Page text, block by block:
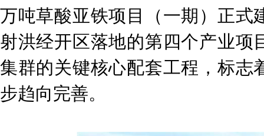
万吨草酸亚铁项目（一期）正式
射洪经开区落地的第四个产业项
集群的关键核心配套工程，标志
步趋向完善。